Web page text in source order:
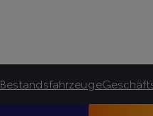
Bestandsfahrzeuge
für Privatkunden ab 145 €¹⁰ monatlicher